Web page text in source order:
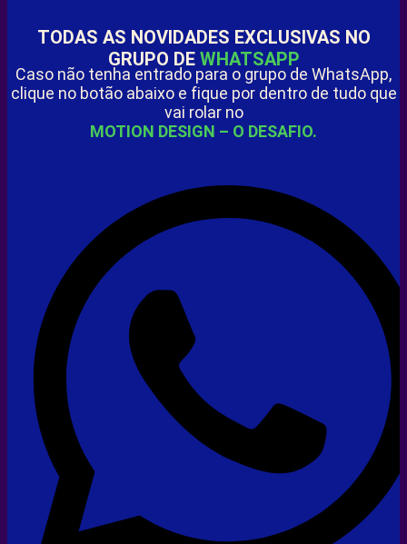
TODAS AS NOVIDADES EXCLUSIVAS NO
GRUPO DE WHATSAPP
Caso não tenha entrado para o grupo de WhatsApp,
clique no botão abaixo e fique por dentro de tudo que
vai rolar no
MOTION DESIGN – O DESAFIO.